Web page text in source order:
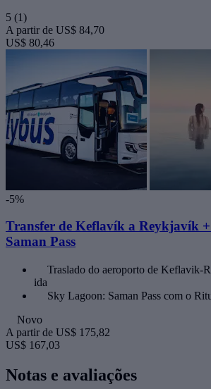
5 (1)
A partir de US$ 84,70
US$ 80,46
-5%
Transfer de Keflavík a Reykjavík
Saman Pass
Traslado do aeroporto de Keflavik-
ida
Sky Lagoon: Saman Pass com o
Novo
A partir de US$ 175,82
US$ 167,03
Notas e avaliações